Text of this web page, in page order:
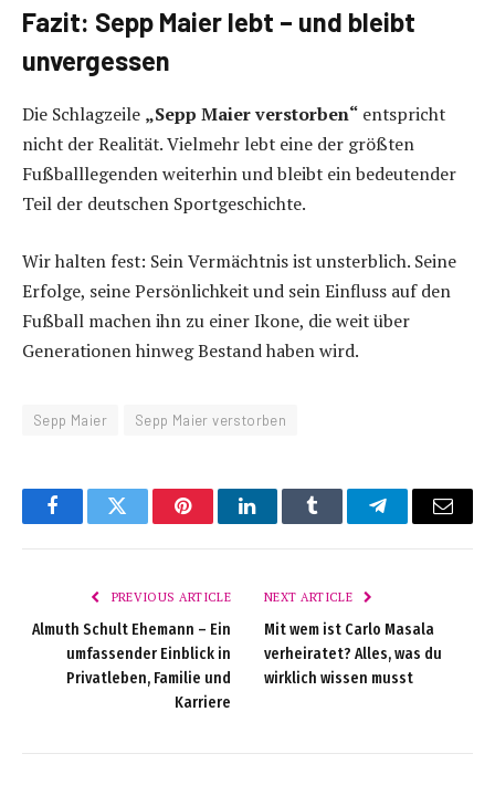
Fazit: Sepp Maier lebt – und bleibt
unvergessen
Die Schlagzeile „Sepp Maier verstorben“ entspricht
nicht der Realität. Vielmehr lebt eine der größten
Fußballlegenden weiterhin und bleibt ein bedeutender
Teil der deutschen Sportgeschichte.
Wir halten fest: Sein Vermächtnis ist unsterblich. Seine
Erfolge, seine Persönlichkeit und sein Einfluss auf den
Fußball machen ihn zu einer Ikone, die weit über
Generationen hinweg Bestand haben wird.
Sepp Maier Sepp Maier verstorben
FacebookTwitter PinterestLinkedInTumblr TelegramEmail
PREVIOUS ARTICLE
Almuth Schult Ehemann – Ein
umfassender Einblick in
Privatleben, Familie und
Karriere
NEXT ARTICLE
Mit wem ist Carlo Masala
verheiratet? Alles, was du
wirklich wissen musst